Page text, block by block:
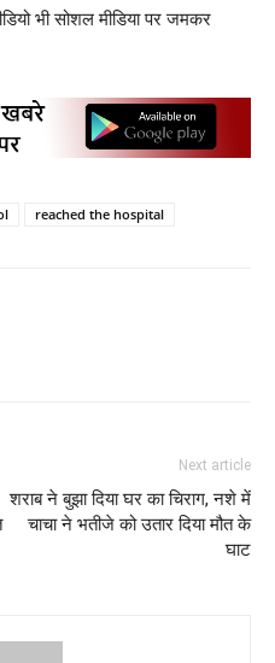
भी सोशल मीडिया पर जमकर
reached the hospital
Next article
शराब ने बुझा दिया घर का चिराग, नशे में
चाचा ने भतीजे को उतार दिया मौत के
घाट